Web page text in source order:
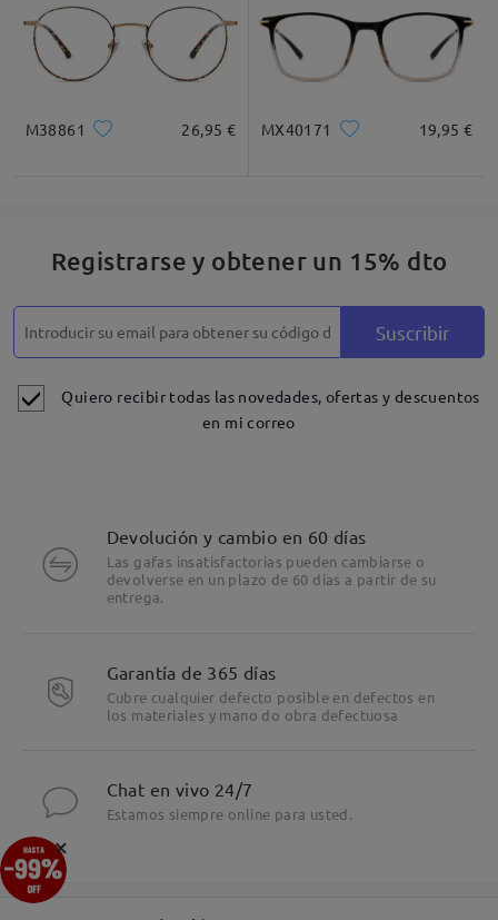
M38861 26,95 € MX40171 19,95 €
Registrarse y obtener un 15% dto
Suscribir
Quiero recibir todas las novedades, ofertas y descuentos
en mi correo
Devolución y cambio en 60 días
Las gafas insatisfactorias pueden cambiarse o
devolverse en un plazo de 60 días a partir de su
entrega.
Garantía de 365 días
Cubre cualquier defecto posible en defectos en
los materiales y mano do obra defectuosa
Chat en vivo 24/7
Estamos siempre online para usted.
×